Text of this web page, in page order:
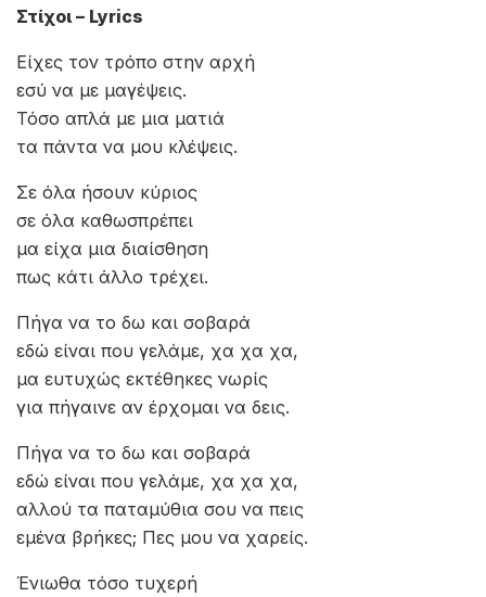
Στίχοι – Lyrics
Είχες τον τρόπο στην αρχή
εσύ να με μαγέψεις.
Τόσο απλά με μια ματιά
τα πάντα να μου κλέψεις.
Σε όλα ήσουν κύριος
σε όλα καθωσπρέπει
μα είχα μια διαίσθηση
πως κάτι άλλο τρέχει.
Πήγα να το δω και σοβαρά
εδώ είναι που γελάμε, χα χα χα,
μα ευτυχώς εκτέθηκες νωρίς
για πήγαινε αν έρχομαι να δεις.
Πήγα να το δω και σοβαρά
εδώ είναι που γελάμε, χα χα χα,
αλλού τα παταμύθια σου να πεις
εμένα βρήκες; Πες μου να χαρείς.
Ένιωθα τόσο τυχερή